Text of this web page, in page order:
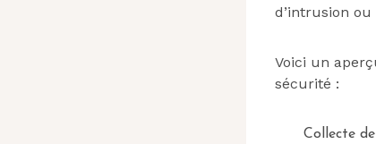
d’intrusion ou
Voici un
sécurité :
Collecte